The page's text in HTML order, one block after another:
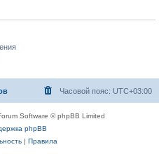
Часовой пояс: UTC+03:00
Software © phpBB Limited
phpBB
| Правила